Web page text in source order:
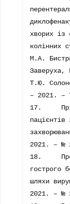
хворих із
колінних
М.А.
Т.Ю.
– 2021.
17.	Пріоритетність вакцинації в
пацієнтів
2021. – №
18.	Проблема неналежного лікування
гострого
шляхи
2021. – №